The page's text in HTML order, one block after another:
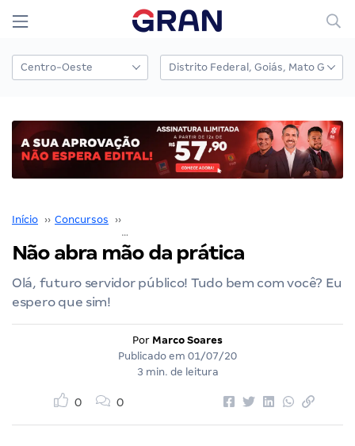
Início ›› Concursos ››
Não abra mão da prática
Olá, futuro servidor público! Tudo bem com você? Eu
espero que sim!
Por Marco Soares
Publicado em 01/07/20
3 min. de leitura
0 0